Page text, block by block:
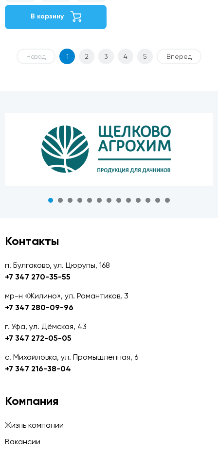
В корзину
Назад 1 2 3 4 5 Вперед
Контакты
п. Булгаково, ул. Цюрупы, 168
+7 347 270-35-55
мр-н «Жилино», ул. Романтиков, 3
+7 347 280-09-96
г. Уфа, ул. Дёмская, 43
+7 347 272-05-05
с. Михайловка, ул. Промышленная, 6
+7 347 216-38-04
Компания
Жизнь компании
Вакансии